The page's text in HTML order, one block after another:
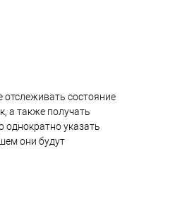
состояние
а также получать
указать
они будут